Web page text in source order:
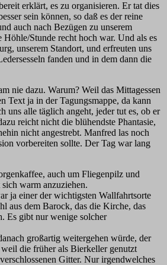
erklärt, es zu organisieren. Er tat dies
sein können, so daß es der reine
auch nach Bezügen zu unserem
Stunde recht hoch war. Und als es
unserem Standort, und erfreuten uns
fanden und in dem dann die
nie dazu. Warum? Weil das Mittagessen
Text ja in der Tagungsmappe, da kann
uns alle täglich angeht, jeder tut es, ob er
reicht nicht die blühendste Phantasie,
nicht angestrebt. Manfred las noch
vorbereiten sollte. Der Tag war lang
auch um Fliegenpilz und
warm anzuziehen.
ja einer der wichtigsten Wallfahrtsorte
aus dem Barock, das die Kirche, das
Es gibt nur wenige solcher
großartig weitergehen würde, der
die früher als Bierkeller genutzt
Gitter. Nur irgendwelches